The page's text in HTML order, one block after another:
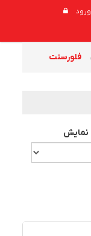
ورود
فلورسنت
نمایش